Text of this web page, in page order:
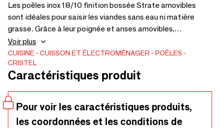
Les poêles inox 18/10 finition bossée Strate amovibles
sont idéales pour saisir les viandes sans eau ni matière
grasse. Grâce à leur poignée et anses amovibles,
bénéficiez d'un gain de place inestimable dans vos
rangements. Leur fond thermo-diffuseur enveloppant en
inox 18/10 permet de préserver le goût de chaque aliment
pendant et après la cuisson. Se nettoient facilement.
poêles labellisées Origine France Garantie BV
Cert.6019453.
Voir plus
CUISINE CUISSON ET ÉLECTROMÉNAGER
POÊLES
CRISTEL
Caractéristiques produit
Pour voir les caractéristiques produits,
les coordonnées et les conditions de